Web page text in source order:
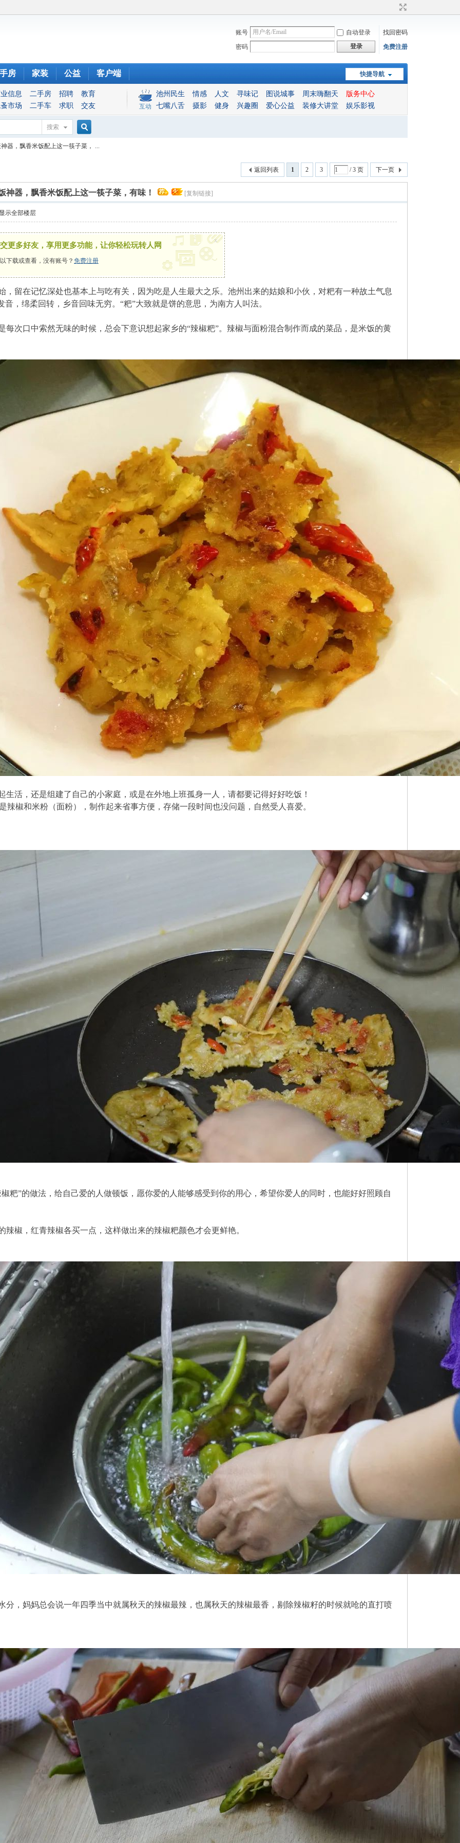
账号 自动登录
找回密码
密码
登录 免费注册
快捷导航
房 家装 公益 客户端
信息 二手房 招聘
教育
市场
二手车 求职 交友 互动
池州民生 情感 人文 寻味记 图说城事 周末嗨翻天
版务中心
七嘴八舌
摄影 健身 兴趣圈 爱心公益 装修大讲堂 娱乐影视
搜索
搜
器，飘香米饭配上这一筷子菜， ...
1 2 3 / 3 页 下一页
返回列表
神器，飘香米饭配上这一筷子菜，有味！ [复制链接]
示全部楼层
更多好友，享用更多功能，让你轻松玩转人网
下载或查看，没有账号？ 免费注册
x
，留在记忆深处也基本上与吃有关，因为吃是人生最大之乐。池州出来的姑娘和小伙，对粑有一种故土气息
音，绵柔回转，乡音回味无穷。“粑”大致就是饼的意思，为南方人叫法。
每次口中索然无味的时候，总会下意识想起家乡的“辣椒粑”。辣椒与面粉混合制作而成的菜品，是米饭的黄
生活，还是组建了自己的小家庭，或是在外地上班孤身一人，请都要记得好好吃饭！
辣椒和米粉（面粉），制作起来省事方便，存储一段时间也没问题，自然受人喜爱。
粑”的做法，给自己爱的人做顿饭，愿你爱的人能够感受到你的用心，希望你爱人的同时，也能好好照顾自
辣椒，红青辣椒各买一点，这样做出来的辣椒粑颜色才会更鲜艳。
分，妈妈总会说一年四季当中就属秋天的辣椒最辣，也属秋天的辣椒最香，剔除辣椒籽的时候就呛的直打喷